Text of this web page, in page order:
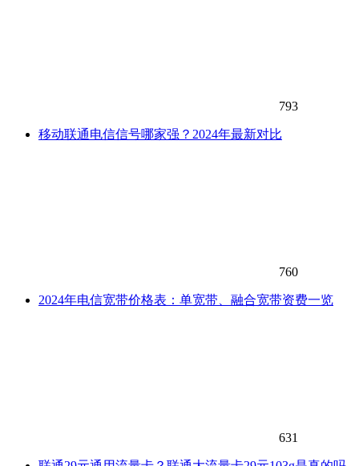
793
移动联通电信信号哪家强？2024年最新对比
760
2024年电信宽带价格表：单宽带、融合宽带资费一览
631